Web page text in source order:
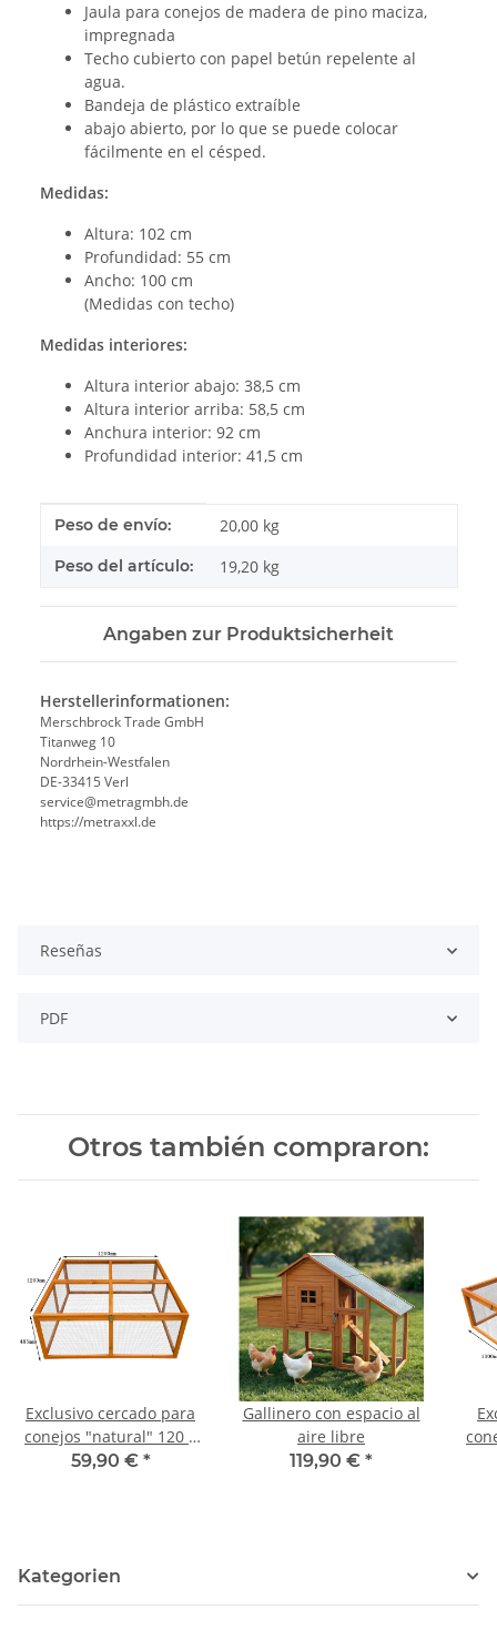
Jaula para conejos de madera de pino maciza,
impregnada
Techo cubierto con papel betún repelente al
agua.
Bandeja de plástico extraíble
abajo abierto, por lo que se puede colocar
fácilmente en el césped.
Medidas:
Altura: 102 cm
Profundidad: 55 cm
Ancho: 100 cm
(Medidas con techo)
Medidas interiores:
Altura interior abajo: 38,5 cm
Altura interior arriba: 58,5 cm
Anchura interior: 92 cm
Profundidad interior: 41,5 cm
#productDetails.itemInformation#
#productDetails.itemValue#
Peso de envío: 20,00 kg
Peso del artículo: 19,20 kg
Angaben zur Produktsicherheit
Herstellerinformationen:
Merschbrock Trade GmbH
Titanweg 10
Nordrhein-Westfalen
DE-33415 Verl
service@metragmbh.de
https://metraxxl.de
Reseñas
PDF
Otros también compraron:
Exclusivo cercado para
conejos "natural" 120 x
120 x 48,5 cm
59,90 € *
Gallinero con espacio al
aire libre
119,90 € *
Kategorien